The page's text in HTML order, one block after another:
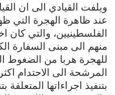
ويلفت القيادي الى ان
عند ظاهرة الهجرة التي
الفلسطينيين، والتي كان
منهم الى مبنى السفارة
للهجرة هربا من الضغوط
المرشحة الى الاحتدام
بتنفيذ اجراءاتها المتعلقة